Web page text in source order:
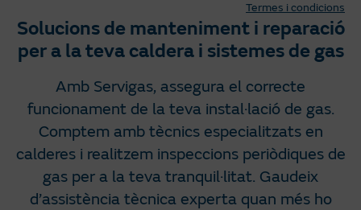
Termes i condicions
Solucions de manteniment i reparació
per a la teva caldera i sistemes de gas
Amb Servigas, assegura el correcte
funcionament de la teva instal·lació de gas.
Comptem amb tècnics especialitzats en
calderes i realitzem inspeccions periòdiques de
gas per a la teva tranquil·litat. Gaudeix
d’assistència tècnica experta quan més ho